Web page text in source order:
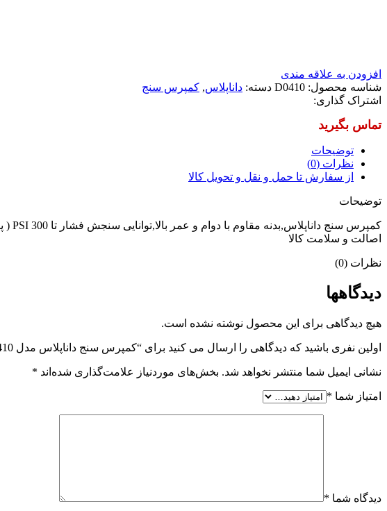
افزودن به علاقه مندی
شناسه محصول: D0410 دسته: داناپلاس, کمپرس سنج
اشتراک گذاری:
توضیحات
نظرات (0)
از سفارش تا حمل و نقل و تحویل کالا
توضیحات
اصالت و سلامت کالا
نظرات (0)
دیدگاهها
هیچ دیدگاهی برای این محصول نوشته نشده است.
اولین نفری باشید که دیدگاهی را ارسال می کنید برای “کمپرس سنج داناپلاس مدل D0410”
نشانی ایمیل شما منتشر نخواهد شد. بخش‌های موردنیاز علامت‌گذاری شده‌اند *
امتیاز شما *
دیدگاه شما *